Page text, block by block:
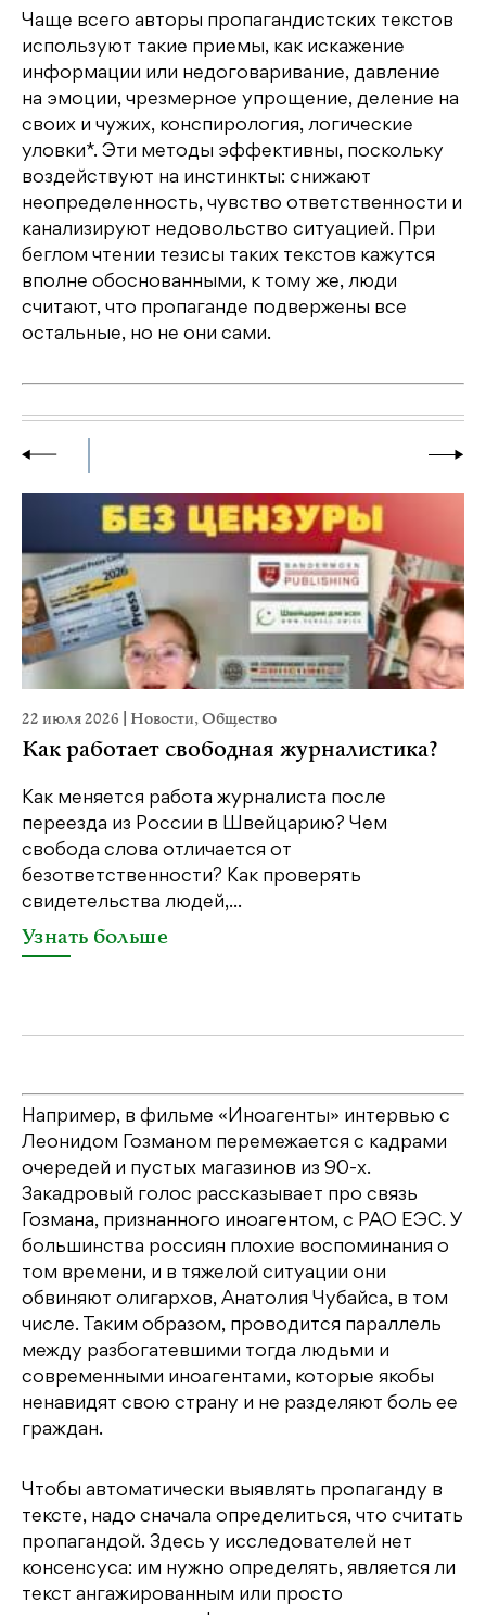
Чаще всего авторы пропагандистских текстов
используют такие приемы, как искажение
информации или недоговаривание, давление
на эмоции, чрезмерное упрощение, деление на
своих и чужих, конспирология, логические
уловки*. Эти методы эффективны, поскольку
воздействуют на инстинкты: снижают
неопределенность, чувство ответственности и
канализируют недовольство ситуацией. При
беглом чтении тезисы таких текстов кажутся
вполне обоснованными, к тому же, люди
считают, что пропаганде подвержены все
остальные, но не они сами.
22 июля 2026 Новости,Общество
Как работает свободная журналистика?
Как меняется работа журналиста после
переезда из России в Швейцарию? Чем
свобода слова отличается от
безответственности? Как проверять
свидетельства людей,...
Узнать больше
Например, в фильме «‎Иноагенты» интервью с
Леонидом Гозманом перемежается с кадрами
очередей и пустых магазинов из 90-х.
Закадровый голос рассказывает про связь
Гозмана, признанного иноагентом, с РАО ЕЭС. У
большинства россиян плохие воспоминания о
том времени, и в тяжелой ситуации они
обвиняют олигархов, Анатолия Чубайса, в том
числе. Таким образом, проводится параллель
между разбогатевшими тогда людьми и
современными иноагентами, которые якобы
ненавидят свою страну и не разделяют боль ее
граждан.
Чтобы автоматически выявлять пропаганду в
тексте, надо сначала определиться, что считать
пропагандой. Здесь у исследователей нет
консенсуса: им нужно определять, является ли
текст ангажированным или просто